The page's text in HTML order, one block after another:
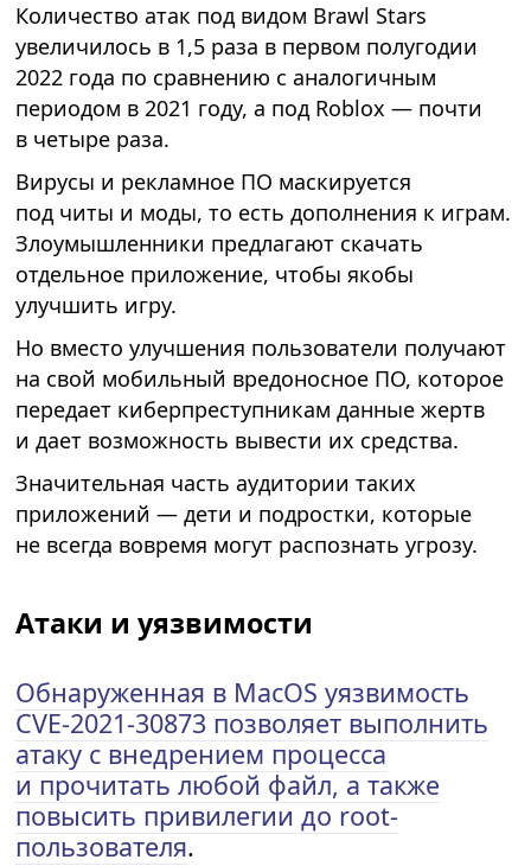
Количество атак под видом Brawl Stars
увеличилось в 1,5 раза в первом полугодии
2022 года по сравнению с аналогичным
периодом в 2021 году, а под Roblox — почти
в четыре раза.
Вирусы и рекламное ПО маскируется
под читы и моды, то есть дополнения к играм.
Злоумышленники предлагают скачать
отдельное приложение, чтобы якобы
улучшить игру.
Но вместо улучшения пользователи получают
на свой мобильный вредоносное ПО, которое
передает киберпреступникам данные жертв
и дает возможность вывести их средства.
Значительная часть аудитории таких
приложений — дети и подростки, которые
не всегда вовремя могут распознать угрозу.
Атаки и уязвимости
Обнаруженная в MacOS уязвимость
CVE-2021-30873 позволяет выполнить
атаку с внедрением процесса
и прочитать любой файл, а также
повысить привилегии до root-
пользователя.